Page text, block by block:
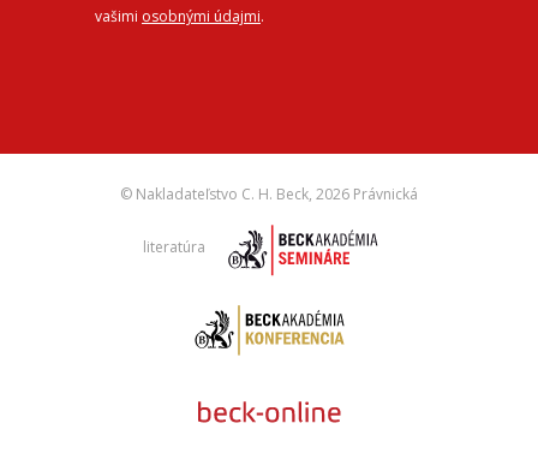
vašimi osobnými údajmi.
© Nakladateľstvo C. H. Beck, 2026 Právnická
literatúra